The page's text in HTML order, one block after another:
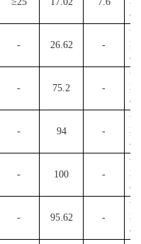
性
- 26.62 -
预
期
性
- 75.2 -
预
期
性
- 94 -
预
期
性
- 100 -
预
期
性
- 95.62 -
预
期
性